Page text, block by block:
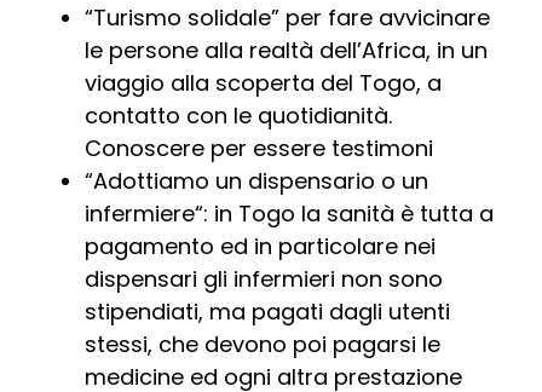
“Turismo solidale” per fare avvicinare
le persone alla realtà dell’Africa, in un
viaggio alla scoperta del Togo, a
contatto con le quotidianità.
Conoscere per essere testimoni
“Adottiamo un dispensario o un
infermiere“: in Togo la sanità è tutta a
pagamento ed in particolare nei
dispensari gli infermieri non sono
stipendiati, ma pagati dagli utenti
stessi, che devono poi pagarsi le
medicine ed ogni altra prestazione